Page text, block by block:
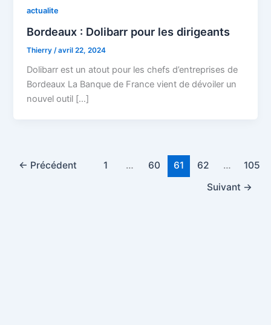
actualite
Bordeaux : Dolibarr pour les dirigeants
Thierry /avril 22, 2024
Dolibarr est un atout pour les chefs d’entreprises de
Bordeaux La Banque de France vient de dévoiler un
nouvel outil […]
← Précédent 1 … 60 61 62 …
105
Suivant →